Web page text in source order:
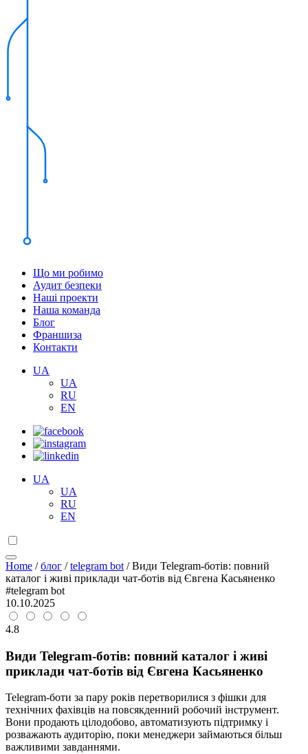
Що ми робимо
Аудит безпеки
Наші проекти
Наша команда
Блог
Франшиза
Контакти
UA
UA
RU
EN
UA
UA
RU
EN
Home /блог /telegram bot /Види Telegram-ботів: повний
каталог і живі приклади чат-ботів від Євгена Касьяненко
#telegram bot
10.10.2025
4.8
Види Telegram-ботів: повний каталог і живі
приклади чат-ботів від Євгена Касьяненко
Telegram-боти за пару років перетворилися з фішки для
технічних фахівців на повсякденний робочий інструмент.
Вони продають цілодобово, автоматизують підтримку і
розважають аудиторію, поки менеджери займаються більш
важливими завданнями.